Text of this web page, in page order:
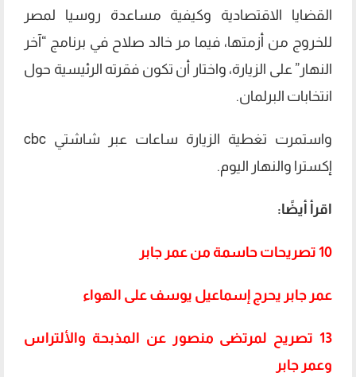
القضايا الاقتصادية وكيفية مساعدة روسيا لمصر
للخروج من أزمتها، فيما مر خالد صلاح في برنامج “آخر
النهار” على الزيارة، واختار أن تكون فقرته الرئيسية حول
انتخابات البرلمان.
واستمرت تغطية الزيارة ساعات عبر شاشتي cbc
إكسترا والنهار اليوم.
اقرأ أيضًا:
10 تصريحات حاسمة من عمر جابر
عمر جابر يحرج إسماعيل يوسف على الهواء
13 تصريح لمرتضى منصور عن المذبحة والألتراس
وعمر جابر